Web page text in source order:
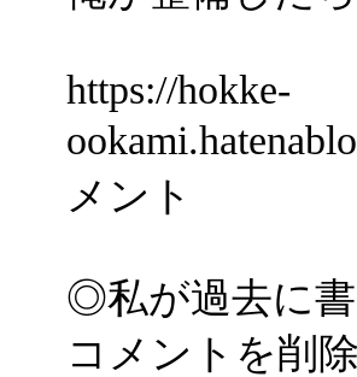
https://hokke-
メント
◎私が過去に
コメントを削